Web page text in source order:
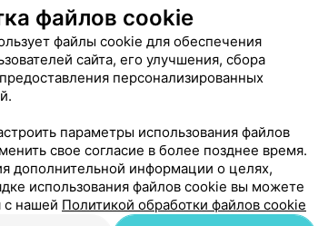
файлов cookie
файлы cookie для обеспечения
сайта, его улучшения, сбора
персонализированных
параметры использования файлов
свое согласие в более позднее время.
дополнительной информации о целях,
использования файлов cookie вы можете
с нашей Политикой обработки файлов cookie